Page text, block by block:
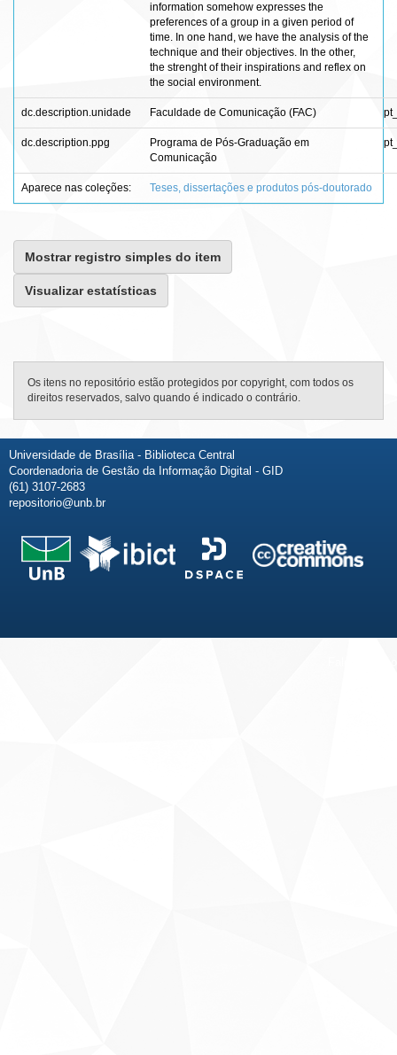
information somehow expresses the
preferences of a group in a given period of
time. In one hand, we have the analysis of the
technique and their objectives. In the other,
the strenght of their inspirations and reflex on
the social environment.
dc.description.unidade Faculdade de Comunicação (FAC)
dc.description.ppg
Programa de Pós-Graduação em
Comunicação
Aparece nas coleções: Teses, dissertações e produtos pós-doutorado
Mostrar registro simples do item
Visualizar estatísticas
Os itens no repositório estão protegidos por copyright, com todos os
direitos reservados, salvo quando é indicado o contrário.
Universidade de Brasília - Biblioteca Central
Coordenadoria de Gestão da Informação Digital - GID
(61) 3107-2683
repositorio@unb.br